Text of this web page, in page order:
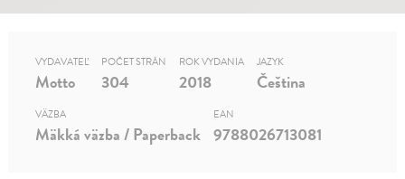
VYDAVATEĽ
Motto
POČET STRÁN
304
ROK VYDANIA
2018
JAZYK
Čeština
VÄZBA
Mäkká väzba / Paperback
EAN
9788026713081